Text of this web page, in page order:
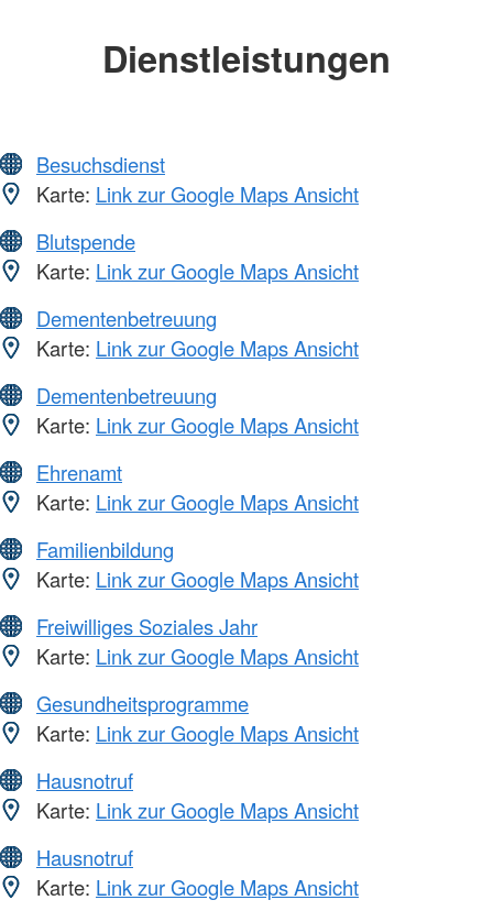
Dienstleistungen
Besuchsdienst
Karte: Link zur Google Maps Ansicht
Blutspende
Karte: Link zur Google Maps Ansicht
Dementenbetreuung
Karte: Link zur Google Maps Ansicht
Dementenbetreuung
Karte: Link zur Google Maps Ansicht
Ehrenamt
Karte: Link zur Google Maps Ansicht
Familienbildung
Karte: Link zur Google Maps Ansicht
Freiwilliges Soziales Jahr
Karte: Link zur Google Maps Ansicht
Gesundheitsprogramme
Karte: Link zur Google Maps Ansicht
Hausnotruf
Karte: Link zur Google Maps Ansicht
Hausnotruf
Karte: Link zur Google Maps Ansicht